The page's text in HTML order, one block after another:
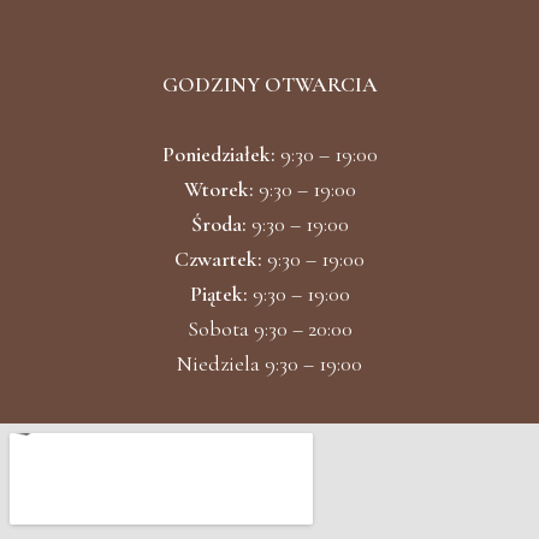
m
GODZINY OTWARCIA
Poniedziałek: 9:30 – 19:00
Wtorek: 9:30 – 19:00
Środa: 9:30 – 19:00
Czwartek: 9:30 – 19:00
Piątek: 9:30 – 19:00
Sobota 9:30 – 20:00
Niedziela 9:30 – 19:00